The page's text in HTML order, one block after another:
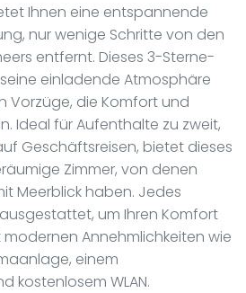
Ihnen eine entspannende
nur wenige Schritte von den
entfernt. Dieses 3-Sterne-
einladende Atmosphäre
Vorzüge, die Komfort und
Ideal für Aufenthalte zu zweit,
Geschäftsreisen, bietet dieses
Zimmer, von denen
Meerblick haben. Jedes
um Ihren Komfort
Annehmlichkeiten wie
einem
kostenlosem WLAN.